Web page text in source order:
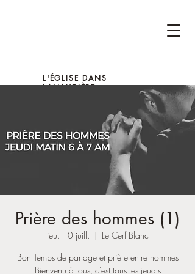
L'ÉGLISE DANS
LANAUDIÈRE
Prière des hommes (1)
jeu. 10 juill.
  |
Le Cerf Blanc
Bon Temps de partage et prière entre hommes
Bienvenu à tous, c'est tous les jeudis